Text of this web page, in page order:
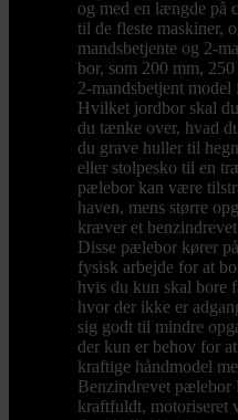
og med en længde på
til de fleste maskiner,
mandsbetjente og 2-
bor, som 200 mm,
2-mandsbetjent
Hvilket jordbor skal
du tænke over, hvad
du grave huller til
eller stolpesko til en
pælebor kan være
haven, mens større
kræver et
Disse pælebor kører
fysisk arbejde for at
hvis du kun skal bore
hvor der ikke er
sig godt til mindre
der kun er behov for
kraftige håndmodel
Benzindrevet pælebor
kraftfuldt, motoriseret